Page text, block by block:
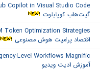
گیت‌هاب کوپایلوت
اقتصاد پرامپت هوش مصنوعی
آموزش ادیت ویدیو